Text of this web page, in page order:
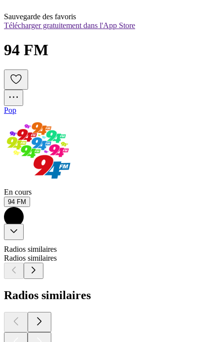
Sauvegarde des favoris
Télécharger gratuitement dans l'App Store
94 FM
Pop
En cours
94 FM
Radios similaires
Radios similaires
Radios similaires